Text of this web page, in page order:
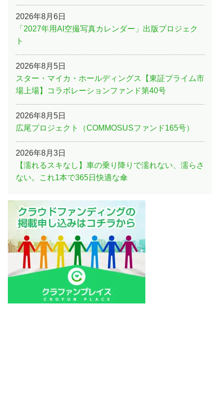
2026年8月6日
「2027年用AI空撮写真カレンダー」出版プロジェク
ト
2026年8月5日
スター・マイカ・ホールディングス【東証プライム市
場上場】コラボレーションファンド第40号
2026年8月5日
広尾プロジェクト（COMMOSUSファンド165号）
2026年8月3日
【濡れるスキなし】車の乗り降りで濡れない、濡らさ
ない。これ1本で365日快適な傘